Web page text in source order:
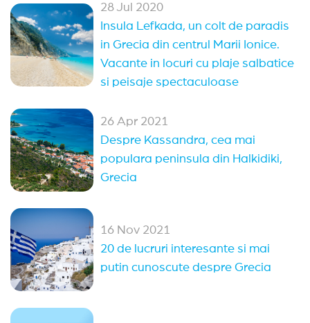
28 Jul 2020
Insula Lefkada, un colt de paradis
in Grecia din centrul Marii Ionice.
Vacante in locuri cu plaje salbatice
si peisaje spectaculoase
26 Apr 2021
Despre Kassandra, cea mai
populara peninsula din Halkidiki,
Grecia
16 Nov 2021
20 de lucruri interesante si mai
putin cunoscute despre Grecia